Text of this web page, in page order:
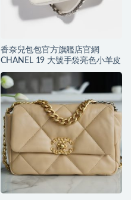
香奈兒包包官方旗艦店官網
CHANEL 19 大號手袋亮色小羊皮